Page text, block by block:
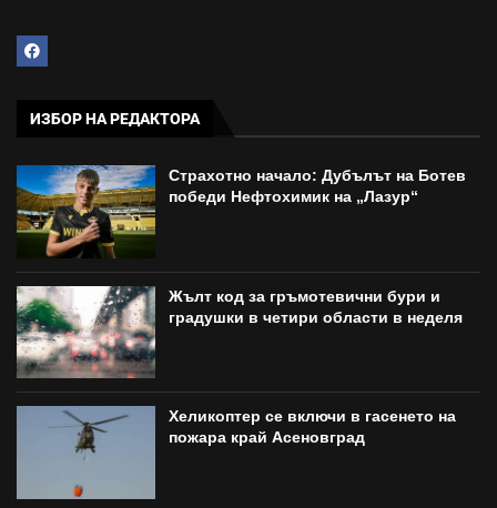
ИЗБОР НА РЕДАКТОРА
Страхотно начало: Дубълът на Ботев
победи Нефтохимик на „Лазур“
Жълт код за гръмотевични бури и
градушки в четири области в неделя
Хеликоптер се включи в гасенето на
пожара край Асеновград